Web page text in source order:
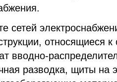
сетей
относящиеся
вводно-
разводка, щиты на